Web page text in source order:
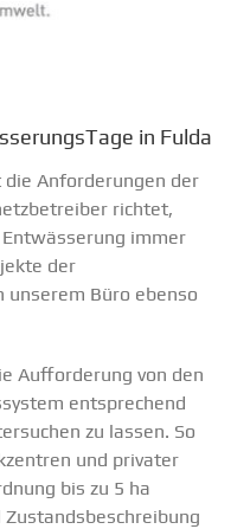
in Fulda
die Anforderungen der
richtet,
immer
der
unserem Büro ebenso
Aufforderung von den
entsprechend
zu lassen. So
und privater
bis zu 5 ha
Zustandsbeschreibung